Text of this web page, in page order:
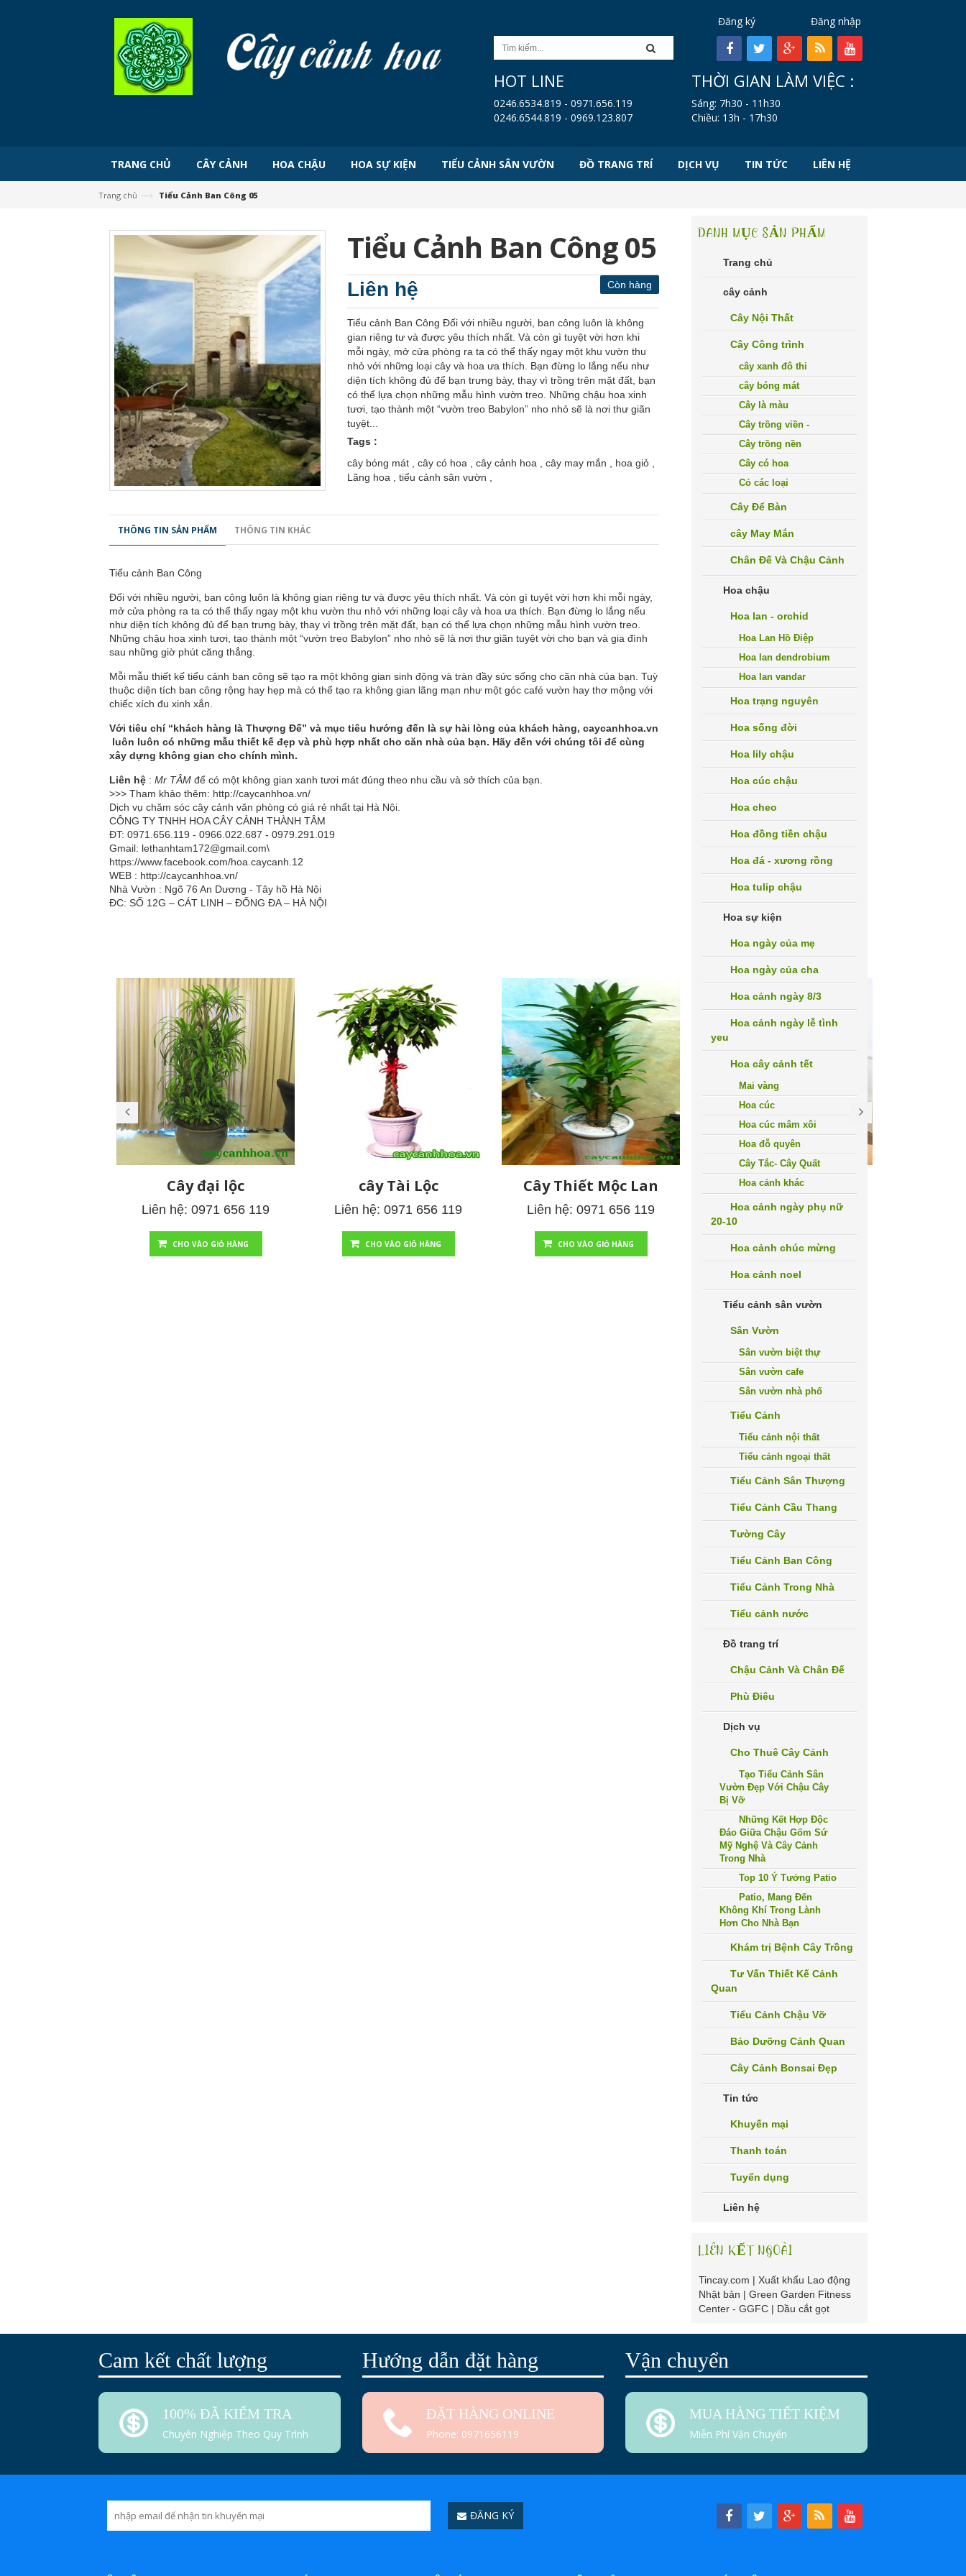
Đăng nhập
Đăng ký
THỜI GIAN LÀM VIỆC :
Sáng: 7h30 - 11h30
Chiều: 13h - 17h30
HOT LINE
0246.6534.819 - 0971.656.119
0246.6544.819 - 0969.123.807
TRANG CHỦ CÂY CẢNH HOA CHẬU HOA SỰ KIỆN TIỂU CẢNH SÂN VƯỜN ĐỒ TRANG TRÍ DỊCH VỤ TIN TỨC LIÊN HỆ
Trang chủ —› Tiểu Cảnh Ban Công 05
Tiểu Cảnh Ban Công 05
Còn hàng
Liên hệ
Tiểu cảnh Ban Công Đối với nhiều người, ban công luôn là không
gian riêng tư và được yêu thích nhất. Và còn gì tuyệt vời hơn khi
mỗi ngày, mở cửa phòng ra ta có thể thấy ngay một khu vườn thu
nhỏ với những loại cây và hoa ưa thích. Bạn đừng lo lắng nếu như
diện tích không đủ để bạn trưng bày, thay vì trồng trên mặt đất, bạn
có thể lựa chọn những mẫu hình vườn treo. Những chậu hoa xinh
tươi, tạo thành một “vườn treo Babylon” nho nhỏ sẽ là nơi thư giãn
tuyệt...
Tags :
cây bóng mát , cây có hoa , cây cảnh hoa , cây may mắn , hoa giỏ ,
Lãng hoa , tiểu cảnh sân vườn ,
THÔNG TIN SẢN PHẨM THÔNG TIN KHÁC
Tiểu cảnh Ban Công
Đối với nhiều người, ban công luôn là không gian riêng tư và được yêu thích nhất. Và còn gì tuyệt vời hơn khi mỗi ngày,
mở cửa phòng ra ta có thể thấy ngay một khu vườn thu nhỏ với những loại cây và hoa ưa thích. Bạn đừng lo lắng nếu
như diện tích không đủ để bạn trưng bày, thay vì trồng trên mặt đất, bạn có thể lựa chọn những mẫu hình vườn treo
Những chậu hoa xinh tươi, tạo thành một “vườn treo Babylon” nho nhỏ sẽ là nơi thư giãn tuyệt vời cho bạn và gia đình
sau những giờ phút căng thẳng.
Mỗi mẫu thiết kế tiểu cảnh ban công sẽ tạo ra một không gian sinh động và tràn đầy sức sống cho căn nhà của bạn. Tuỳ
thuộc diện tích ban công rộng hay hẹp mà có thể tạo ra không gian lãng mạn như một góc café vườn hay thơ mộng với
chiếc xích đu xinh xắn.
Với tiêu chí “khách hàng là Thượng Đế” và mục tiêu hướng đến là sự hài lòng của khách hàng, caycanhhoa.vn
luôn luôn có những mẫu thiết kế đẹp và phù hợp nhất cho căn nhà của bạn. Hãy đến với chúng tôi để cùng
xây dựng không gian cho chính mình.
Liên hệ : Mr TÂM để có một không gian xanh tươi mát đúng theo nhu cầu và sở thích của bạn.
>>> Tham khảo thêm: http://caycanhhoa.vn/
Dịch vụ chăm sóc cây cảnh văn phòng có giá rẻ nhất tại Hà Nội.
CÔNG TY TNHH HOA CÂY CẢNH THÀNH TÂM
ĐT: 0971.656.119 - 0966.022.687 - 0979.291.019
Gmail: lethanhtam172@gmail.com\
https://www.facebook.com/hoa.caycanh.12
WEB : http://caycanhhoa.vn/
Nhà Vườn : Ngõ 76 An Dương - Tây hồ Hà Nội
ĐC: SỐ 12G – CÁT LINH – ĐỐNG ĐA – HÀ NỘI
Cây đại lộc
Liên hệ: 0971 656 119
CHO VÀO GIỎ HÀNG
cây Tài Lộc
Liên hệ: 0971 656 119
CHO VÀO GIỎ HÀNG
Cây Thiết Mộc Lan
Liên hệ: 0971 656 119
CHO VÀO GIỎ HÀNG
Liên hệ: 0971 656 119
CHO VÀO GIỎ HÀNG
DANH MỤC SẢN PHẨM
Trang chủ
cây cảnh
Cây Nội Thất
Cây Công trình
cây xanh đô thi
cây bóng mát
Cây là màu
Cây trồng viền -
Cây trồng nền
Cây có hoa
Cỏ các loại
Cây Để Bàn
cây May Mắn
Chân Đế Và Chậu Cảnh
Hoa chậu
Hoa lan - orchid
Hoa Lan Hồ Điệp
Hoa lan dendrobium
Hoa lan vandar
Hoa trạng nguyên
Hoa sống đời
Hoa lily chậu
Hoa cúc chậu
Hoa cheo
Hoa đồng tiền chậu
Hoa đá - xương rồng
Hoa tulip chậu
Hoa sự kiện
Hoa ngày của mẹ
Hoa ngày của cha
Hoa cảnh ngày 8/3
Hoa cảnh ngày lễ tình
yeu
Hoa cây cảnh tết
Mai vàng
Hoa cúc
Hoa cúc mâm xôi
Hoa đỗ quyên
Cây Tắc- Cây Quất
Hoa cảnh khác
Hoa cảnh ngày phụ nữ
20-10
Hoa cảnh chúc mừng
Hoa cảnh noel
Tiểu cảnh sân vườn
Sân Vườn
Sân vườn biệt thự
Sân vườn cafe
Sân vườn nhà phố
Tiểu Cảnh
Tiểu cảnh nội thất
Tiểu cảnh ngoại thất
Tiểu Cảnh Sân Thượng
Tiểu Cảnh Cầu Thang
Tường Cây
Tiểu Cảnh Ban Công
Tiểu Cảnh Trong Nhà
Tiểu cảnh nước
Đồ trang trí
Chậu Cảnh Và Chân Đế
Phù Điêu
Dịch vụ
Cho Thuê Cây Cảnh
Tạo Tiểu Cảnh Sân
Vườn Đẹp Với Chậu Cây
Bị Vỡ
Những Kết Hợp Độc
Đáo Giữa Chậu Gốm Sứ
Mỹ Nghệ Và Cây Cảnh
Trong Nhà
Top 10 Ý Tưởng Patio
Patio, Mang Đến
Không Khí Trong Lành
Hơn Cho Nhà Bạn
Khám trị Bệnh Cây Trồng
Tư Vấn Thiết Kế Cảnh
Quan
Tiểu Cảnh Chậu Vỡ
Bảo Dưỡng Cảnh Quan
Cây Cảnh Bonsai Đẹp
Tin tức
Khuyến mại
Thanh toán
Tuyển dụng
Liên hệ
LIÊN KẾT NGOÀI
Tincay.com | Xuất khẩu Lao động
Nhật bản | Green Garden Fitness
Center - GGFC | Dầu cắt gọt
Cam kết chất lượng
100% ĐÃ KIỂM TRA
Chuyên Nghiệp Theo Quy Trình
Hướng dẫn đặt hàng
ĐẶT HÀNG ONLINE
Phone: 0971656119
Vận chuyển
MUA HÀNG TIẾT KIỆM
Miễn Phí Vận Chuyển
ĐĂNG KÝ